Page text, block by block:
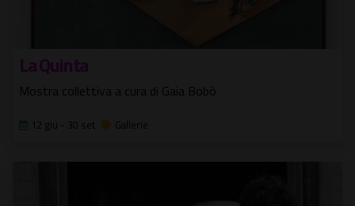
La Quinta
Mostra collettiva a cura di Gaia Bobò
12 giu - 30 set Gallerie